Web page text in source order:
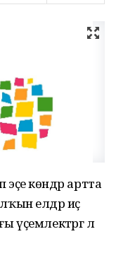
көндәр артта
елдәр иҫә
лә